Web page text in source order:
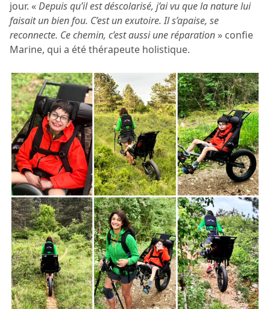
jour. «Depuis qu’il est déscolarisé, j’ai vu que la nature lui
faisait un bien fou. C’est un exutoire. Il s’apaise, se
reconnecte. Ce chemin, c’est aussi une réparation » confie
Marine, qui a été thérapeute holistique.